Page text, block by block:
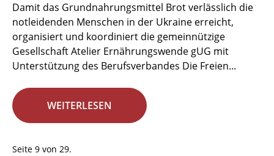
Damit das Grundnahrungsmittel Brot verlässlich die
notleidenden Menschen in der Ukraine erreicht,
organisiert und koordiniert die gemeinnützige
Gesellschaft Atelier Ernährungswende gUG mit
Unterstützung des Berufsverbandes Die Freien...
WEITERLESEN
Seite 9 von 29.